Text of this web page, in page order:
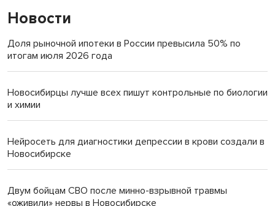
Новости
Доля рыночной ипотеки в России превысила 50% по
итогам июля 2026 года
Новосибирцы лучше всех пишут контрольные по биологии
и химии
Нейросеть для диагностики депрессии в крови создали в
Новосибирске
Двум бойцам СВО после минно-взрывной травмы
«оживили» нервы в Новосибирске